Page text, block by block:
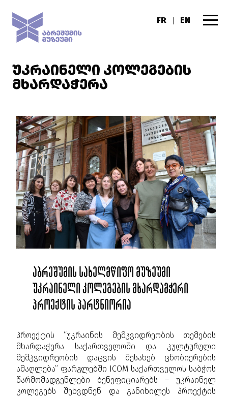
FR | EN
ᲣᲙᲠᲐᲘᲜᲔᲚᲘ ᲙᲝᲚᲔᲒᲔᲑᲘᲡ
ᲛᲮᲐᲠᲓᲐᲭᲔᲠᲐ
აბრეშუმის სახელმწიფო მუზეუმი
უკრაინელი კოლეგების მხარდამჭერი
პროექტის პარტნიორია
პროექტის “უკრაინის მემკვიდრეობის თემების
მხარდაჭერა საქართველოში და კულტურული
მემკვიდრეობის დაცვის შესახებ ცნობიერების
ამაღლება” ფარგლებში ICOM საქართველოს საბჭოს
წარმომადგენლები ბენეფიციარებს – უკრაინელ
კოლეგებს შეხვდნენ და განიხილეს პროექტის